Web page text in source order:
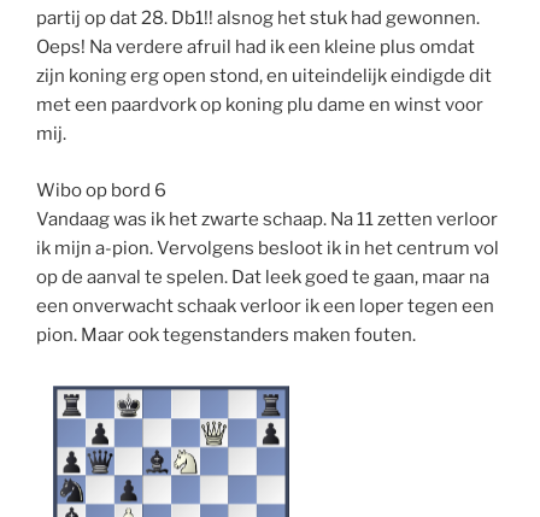
partij op dat 28. Db1!! alsnog het stuk had gewonnen.
Oeps! Na verdere afruil had ik een kleine plus omdat
zijn koning erg open stond, en uiteindelijk eindigde dit
met een paardvork op koning plu dame en winst voor
mij.
Wibo op bord 6
Vandaag was ik het zwarte schaap. Na 11 zetten verloor
ik mijn a-pion. Vervolgens besloot ik in het centrum vol
op de aanval te spelen. Dat leek goed te gaan, maar na
een onverwacht schaak verloor ik een loper tegen een
pion. Maar ook tegenstanders maken fouten.